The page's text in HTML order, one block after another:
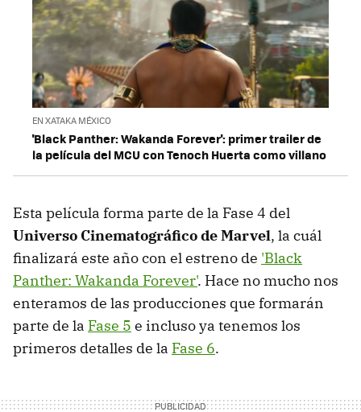
EN XATAKA MÉXICO
'Black Panther: Wakanda Forever': primer trailer de
la película del MCU con Tenoch Huerta como villano
Esta película forma parte de la Fase 4 del
Universo Cinematográfico de Marvel, la cuál
finalizará este año con el estreno de 'Black
Panther: Wakanda Forever'. Hace no mucho nos
enteramos de las producciones que formarán
parte de la Fase 5 e incluso ya tenemos los
primeros detalles de la Fase 6.